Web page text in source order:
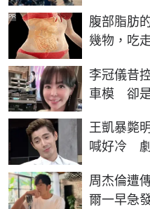
腹部脂肪
幾物，吃
PR
李冠儀昔
車模 卻是
王凱暴斃
喊好冷 劇
周杰倫遭
爾一早急